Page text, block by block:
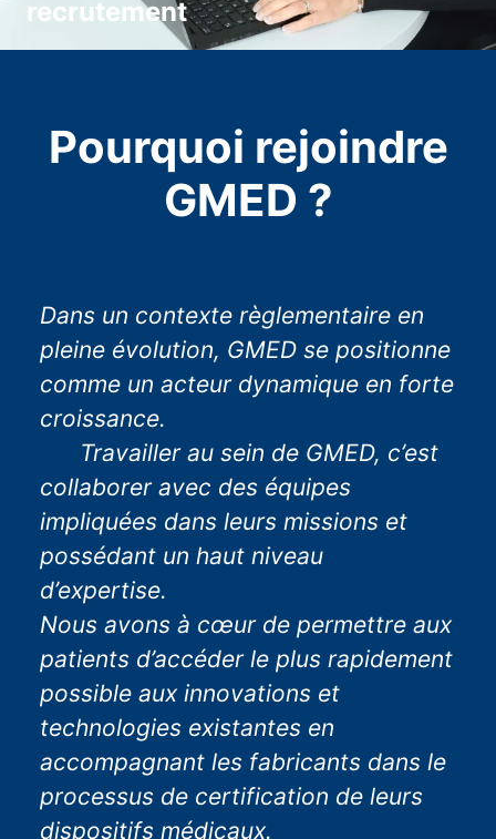
recrutement
Pourquoi rejoindre
GMED ?
Dans un contexte règlementaire en
pleine évolution, GMED se positionne
comme un acteur dynamique en forte
croissance. ‎ ‎ ‎ ‎ ‎ ‎ ‎ ‎ ‎ ‎ ‎ ‎ ‎ ‎ ‎ ‎ ‎ ‎ ‎ ‎ ‎ ‎ ‎ ‎ ‎ ‎ ‎ ‎ ‎ ‎ ‎ ‎ ‎ ‎ ‎ ‎ ‎ ‎ ‎ ‎ ‎ ‎ ‎
‎ ‎ ‎ ‎ ‎ ‎ Travailler au sein de GMED, c’est
collaborer avec des équipes
impliquées dans leurs missions et
possédant un haut niveau
d’expertise. ‎ ‎ ‎ ‎ ‎ ‎ ‎ ‎ ‎ ‎ ‎ ‎ ‎ ‎ ‎ ‎ ‎ ‎ ‎ ‎ ‎ ‎ ‎ ‎ ‎ ‎ ‎ ‎ ‎ ‎ ‎ ‎ ‎ ‎ ‎ ‎ ‎
Nous avons à cœur de permettre aux
patients d’accéder le plus rapidement
possible aux innovations et
technologies existantes en
accompagnant les fabricants dans le
processus de certification de leurs
dispositifs médicaux.